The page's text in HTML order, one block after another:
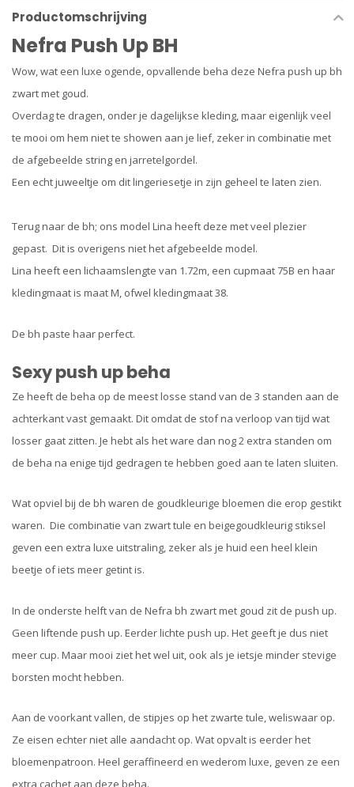
Productomschrijving
Nefra Push Up BH
Wow, wat een luxe ogende, opvallende beha deze Nefra push up bh
zwart met goud.
Overdag te dragen, onder je dagelijkse kleding, maar eigenlijk veel
te mooi om hem niet te showen aan je lief, zeker in combinatie met
de afgebeelde string en jarretelgordel.
Een echt juweeltje om dit lingeriesetje in zijn geheel te laten zien.
Terug naar de bh; ons model Lina heeft deze met veel plezier
gepast. Dit is overigens niet het afgebeelde model.
Lina heeft een lichaamslengte van 1.72m, een cupmaat 75B en haar
kledingmaat is maat M, ofwel kledingmaat 38.
De bh paste haar perfect.
Sexy push up beha
Ze heeft de beha op de meest losse stand van de 3 standen aan de
achterkant vast gemaakt. Dit omdat de stof na verloop van tijd wat
losser gaat zitten. Je hebt als het ware dan nog 2 extra standen om
de beha na enige tijd gedragen te hebben goed aan te laten sluiten.
Wat opviel bij de bh waren de goudkleurige bloemen die erop gestikt
waren. Die combinatie van zwart tule en beigegoudkleurig stiksel
geven een extra luxe uitstraling, zeker als je huid een heel klein
beetje of iets meer getint is.
In de onderste helft van de Nefra bh zwart met goud zit de push up.
Geen liftende push up. Eerder lichte push up. Het geeft je dus niet
meer cup. Maar mooi ziet het wel uit, ook als je ietsje minder stevige
borsten mocht hebben.
Aan de voorkant vallen, de stipjes op het zwarte tule, weliswaar op.
Ze eisen echter niet alle aandacht op. Wat opvalt is eerder het
bloemenpatroon. Heel geraffineerd en wederom luxe, geven ze een
extra cachet aan deze beha.